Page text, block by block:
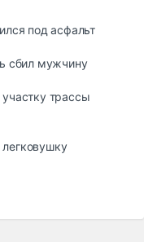
под асфальт
сбил мужчину
трассы